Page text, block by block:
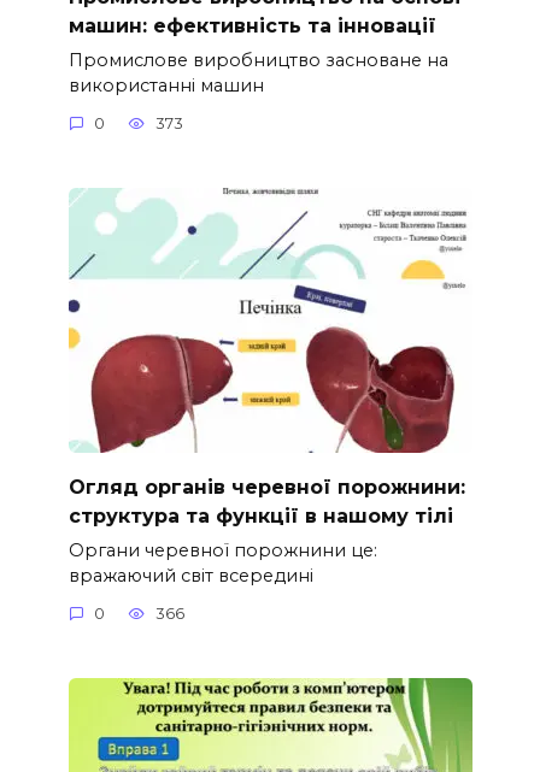
машин: ефективність та інновації
Промислове виробництво засноване на
використанні машин
0 373
Огляд органів черевної порожнини:
структура та функції в нашому тілі
Органи черевної порожнини це:
вражаючий світ всередині
0 366